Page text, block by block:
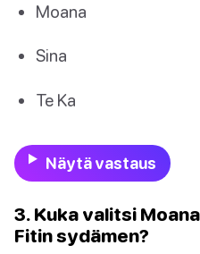
Moana
Sina
Te Ka
Näytä vastaus
3. Kuka valitsi
Fitin sydämen?